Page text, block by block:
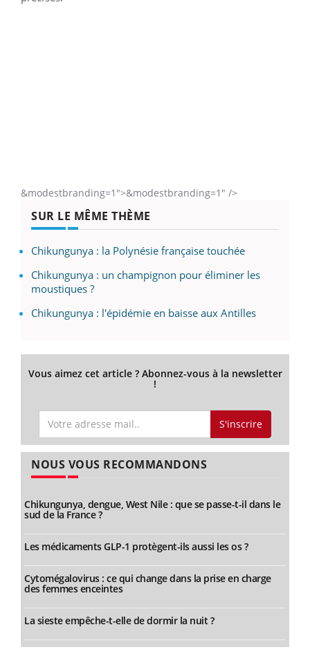
&modestbranding=1">&modestbranding=1" />
SUR LE MÊME THÈME
Chikungunya : la Polynésie française touchée
Chikungunya : un champignon pour éliminer les
moustiques ?
Chikungunya : l'épidémie en baisse aux Antilles
Vous aimez cet article ? Abonnez-vous à la newsletter
!
S'inscrire
NOUS VOUS RECOMMANDONS
Chikungunya, dengue, West Nile : que se passe-t-il dans le
sud de la France ?
Les médicaments GLP-1 protègent-ils aussi les os ?
Cytomégalovirus : ce qui change dans la prise en charge
des femmes enceintes
La sieste empêche-t-elle de dormir la nuit ?